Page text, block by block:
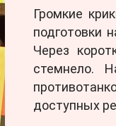
Громкие
подготовки
Через
стемнело.
доступных